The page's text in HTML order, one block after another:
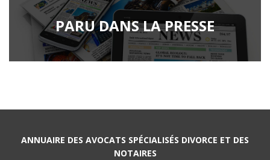
PARU DANS LA PRESSE
ANNUAIRE DES AVOCATS SPÉCIALISÉS DIVORCE ET DES
NOTAIRES